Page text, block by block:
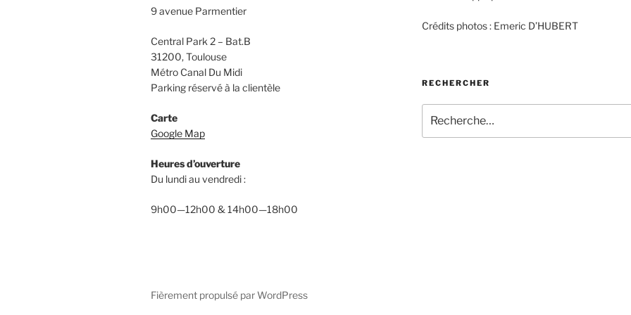
9 avenue Parmentier
Central Park 2 – Bat.B
31200, Toulouse
Métro Canal Du Midi
Parking réservé à la clientèle
Carte
Google Map
Heures d’ouverture
Du lundi au vendredi :
9h00—12h00 & 14h00—18h00
Crédits photos : Emeric D’HUBERT
RECHERCHER
pour
:
Fièrement propulsé par WordPress